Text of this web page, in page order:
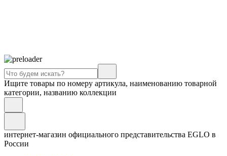
Ищите товары по номеру артикула, наименованию товарной
категории, названию коллекции
интернет-магазин официального представительства EGLO в
России